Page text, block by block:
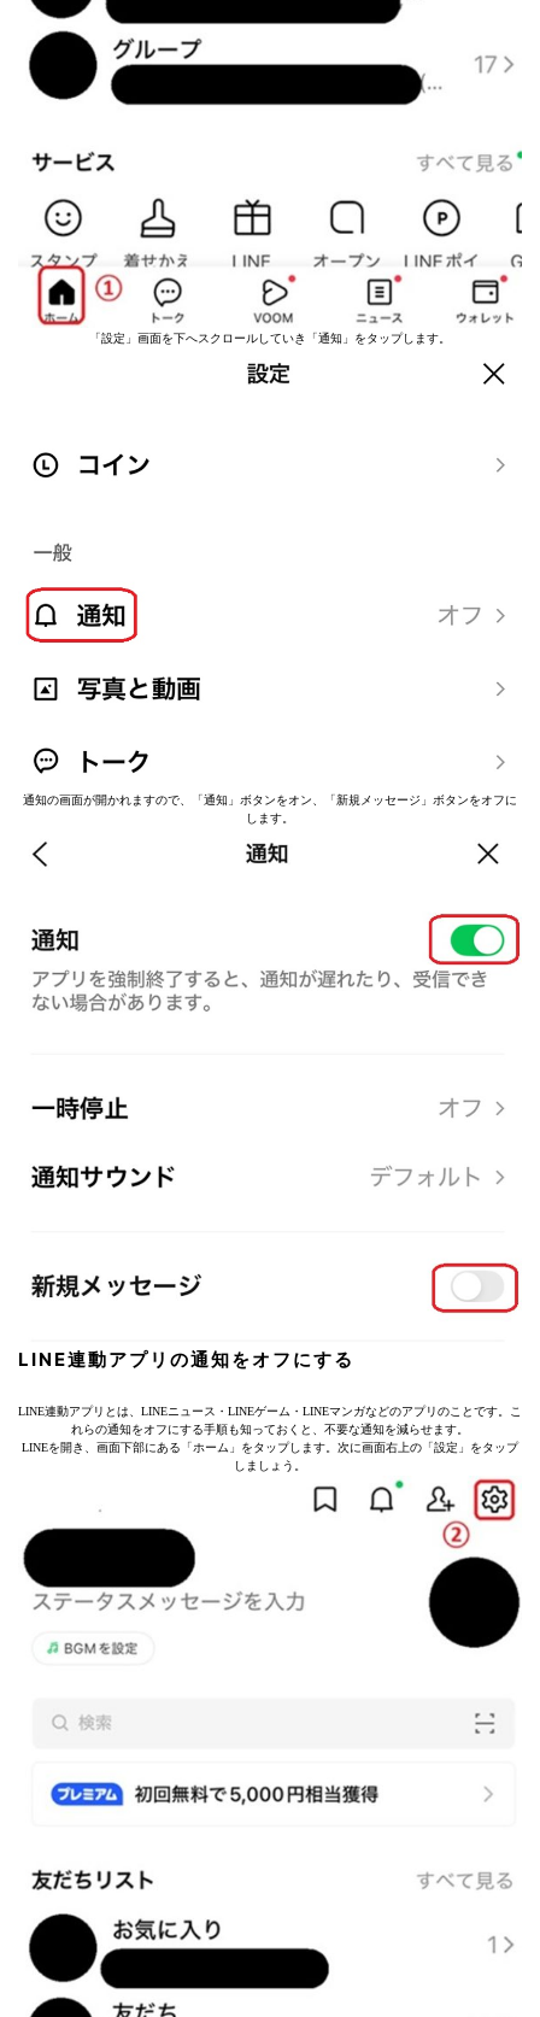
「設定」画面を下へスクロールしていき「通知」をタップします。
通知の画面が開かれますので、「通知」ボタンをオン、「新規メッセージ」ボタンをオフに
します。
LINE連動アプリの通知をオフにする
LINE連動アプリとは、LINEニュース・LINEゲーム・LINEマンガなどのアプリのことです。こ
れらの通知をオフにする手順も知っておくと、不要な通知を減らせます。
LINEを開き、画面下部にある「ホーム」をタップします。次に画面右上の「設定」をタップ
しましょう。